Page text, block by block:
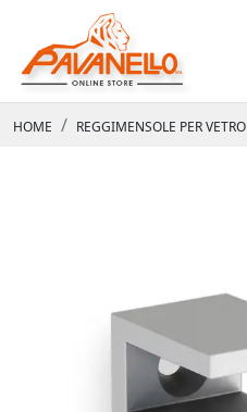
HOME REGGIMENSOLE PER VETRO